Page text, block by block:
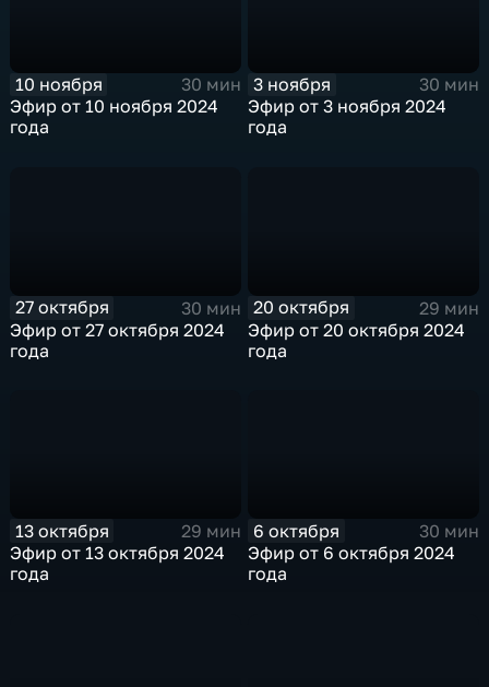
10 ноября
30 мин
Эфир от 10 ноября 2024
года
3 ноября
30 мин
Эфир от 3 ноября 2024
года
27 октября
30 мин
Эфир от 27 октября 2024
года
20 октября
29 мин
Эфир от 20 октября 2024
года
13 октября
29 мин
Эфир от 13 октября 2024
года
6 октября
30 мин
Эфир от 6 октября 2024
года